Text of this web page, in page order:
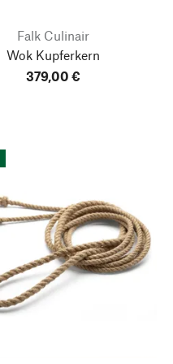
Falk Culinair
Wok Kupferkern
379,00 €